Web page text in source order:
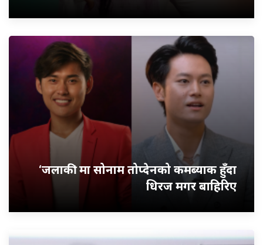
‘जलाकी’ मा सोनाम तोप्देनको कमब्याक हुँदा
धिरज मगर बाहिरिए